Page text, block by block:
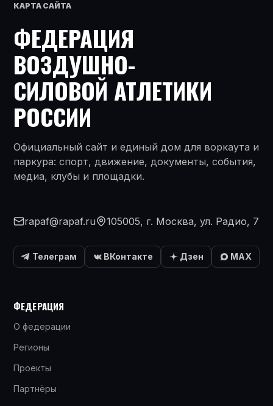
КАРТА САЙТА
ФЕДЕРАЦИЯ
ВОЗДУШНО-
СИЛОВОЙ АТЛЕТИКИ
РОССИИ
Официальный сайт и единый дом для воркаута и
паркура: спорт, движение, документы, события,
медиа, клубы и площадки.
rapaf@rapaf.ru 105005, г. Москва, ул. Радио, 7
Телеграм ВКонтакте Дзен MAX
ФЕДЕРАЦИЯ
О федерации
Регионы
Проекты
Партнёры